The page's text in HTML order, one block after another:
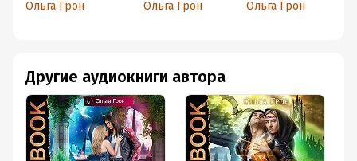
обыграть
Ольга Грон
Гравитация
Ольга Грон
Аридена
Ольга Грон
Другие аудиокниги автора